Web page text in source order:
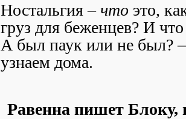
Ностальгия –что это,
груз для беженцев? И
А был паук или не был? –
узнаем дома.
Равенна пишет